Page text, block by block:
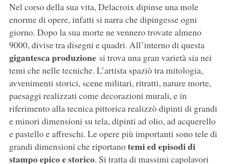
Nel corso della sua vita, Delacroix dipinse una mole
enorme di opere, infatti si narra che dipingesse ogni
giorno. Dopo la sua morte ne vennero trovate almeno
9000, divise tra disegni e quadri. All’interno di questa
gigantesca produzionesi trova una gran varietà sia nei
temi che nelle tecniche. L’artista spaziò tra mitologia,
avvenimenti storici, scene militari, ritratti, nature morte,
paesaggi realizzati come decorazioni murali, e in
riferimento alla tecnica pittorica realizzò dipinti di grandi
e minori dimensioni su tela, dipinti ad olio, ad acquerello
e pastello e affreschi. Le opere più importanti sono tele di
grandi dimensioni che riportanotemi ed episodi di
stampo epico e storico. Si tratta di massimi capolavori